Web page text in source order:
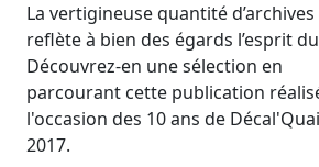
La vertigineuse quantité d’archives
reflète à bien des égards l’esprit
Découvrez-en une sélection en
parcourant cette publication
l'occasion des 10 ans de
2017.